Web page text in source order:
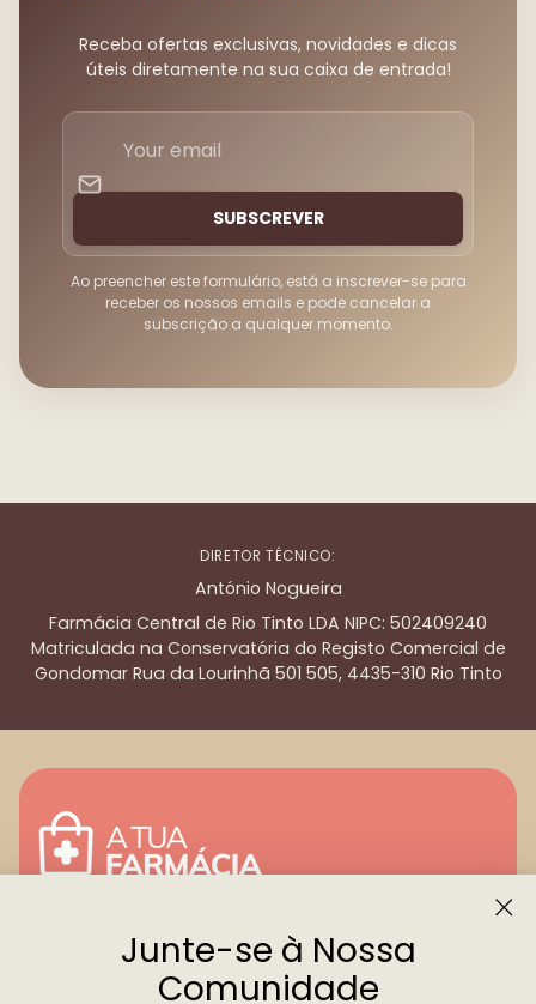
Junte-se à Nossa
Comunidade
Receba ofertas exclusivas, novidades e dicas
úteis diretamente na sua caixa de entrada!
SUBSCREVER
Ao preencher este formulário, está a inscrever-se para
receber os nossos emails e pode cancelar a
subscrição a qualquer momento.
DIRETOR TÉCNICO:
António Nogueira
Farmácia Central de Rio Tinto LDA NIPC: 502409240
Matriculada na Conservatória do Registo Comercial de
Gondomar Rua da Lourinhã 501 505, 4435-310 Rio Tinto